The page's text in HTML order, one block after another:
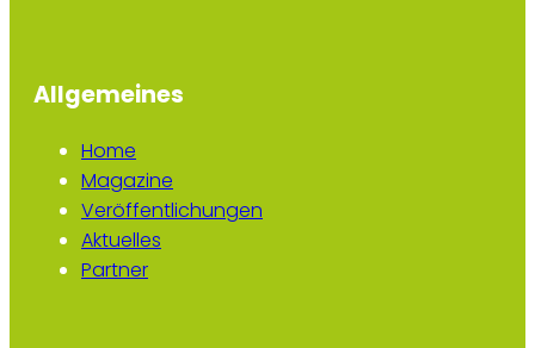
Allgemeines
Home
Magazine
Veröffentlichungen
Aktuelles
Partner